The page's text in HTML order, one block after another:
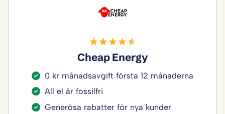
Cheap Energy
0 kr månadsavgift första 12 månaderna
All el är fossilfri
Generösa rabatter för nya kunder